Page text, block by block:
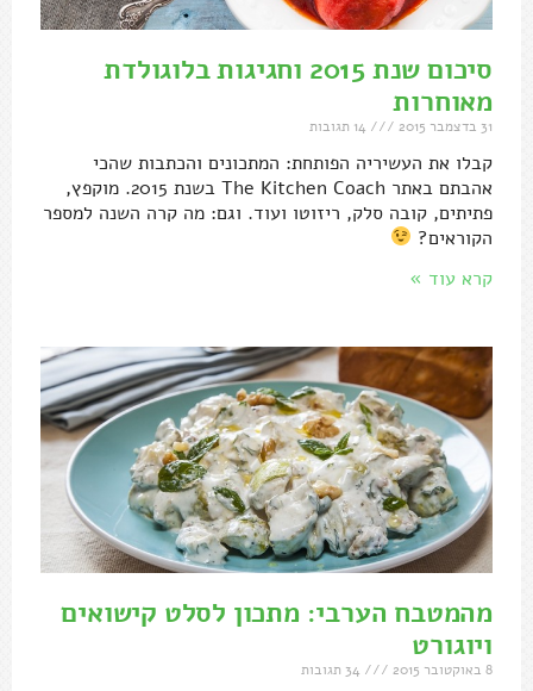
סיכום שנת 2015 וחגיגות בלוגולדת
מאוחרות
31 בדצמבר 2015
קבלו את העשיריה הפותחת: המתכונים והכתבות שהכי
אהבתם באתר The Kitchen Coach בשנת 2015. מוקפץ,
פתיתים, קובה סלק, ריזוטו ועוד. וגם: מה קרה השנה למספר
הקוראים?
קרא עוד »
מהמטבח הערבי: מתכון לסלט קישואים
ויוגורט
8 באוקטובר 2015